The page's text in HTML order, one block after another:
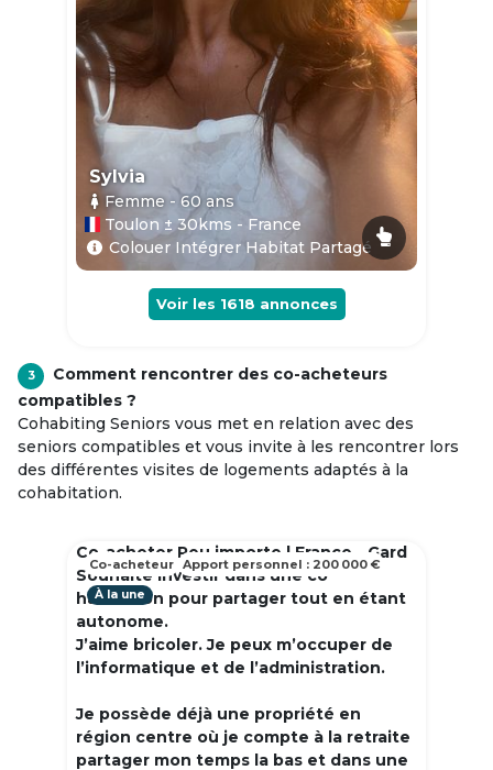
Sylvia
Femme - 60ans
Toulon ± 30kms - France
Colouer Intégrer Habitat Partagé
Voir les 1618 annonces
3
Comment rencontrer des co-acheteurs
compatibles ?
Cohabiting Seniors vous met en relation avec des
seniors compatibles et vous invite à les rencontrer lors
des différentes visites de logements adaptés à la
cohabitation.
Co-acheter Peu importe | France - Gard
Souhaite investir dans une co
habitation pour partager tout en étant
autonome.
J’aime bricoler. Je peux m’occuper de
l’informatique et de l’administration.
Je possède déjà une propriété en
région centre où je compte à la retraite
partager mon temps la bas et dans une
À la une
Co-acheteur Apport personnel : 200 000 €